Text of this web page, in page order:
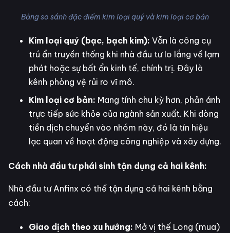
Bảng so sánh đặc điểm kim loại quý và kim loại cơ bản
Kim loại quý (bạc, bạch kim): Vẫn là công cụ
trú ẩn truyền thống khi nhà đầu tư lo lắng về lạm
phát hoặc sự bất ổn kinh tế, chính trị. Đây là
kênh phòng vệ rủi ro vĩ mô.
Kim loại cơ bản: Mang tính chu kỳ hơn, phản ánh
trực tiếp sức khỏe của ngành sản xuất. Khi dòng
tiền dịch chuyển vào nhóm này, đó là tín hiệu
lạc quan về hoạt động công nghiệp và xây dựng.
Cách nhà đầu tư phái sinh tận dụng cả hai kênh:
Nhà đầu tư Anfinx có thể tận dụng cả hai kênh bằng
cách:
Giao dịch theo xu hướng: Mở vị thế Long (mua)